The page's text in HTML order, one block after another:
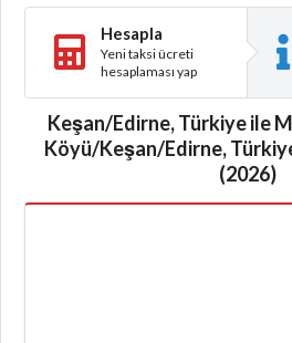
Hesapla
Yeni taksi ücreti
hesaplaması yap
Keşan/Edirne, Türkiye ile
Köyü/Keşan/Edirne,
(2026)